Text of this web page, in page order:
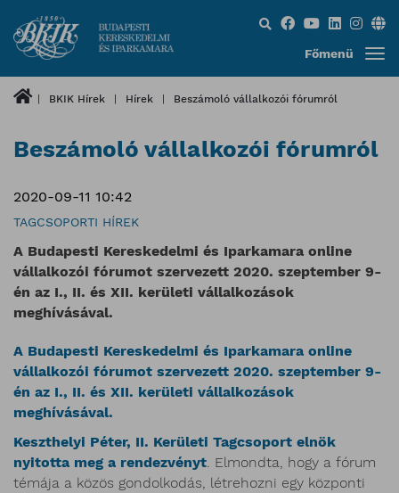
Keresés...
Főmenü
BKIK Hírek Hírek Beszámoló vállalkozói fórumról
Beszámoló vállalkozói fórumról
2020-09-11 10:42
TAGCSOPORTI HÍREK
A Budapesti Kereskedelmi és Iparkamara online
vállalkozói fórumot szervezett 2020. szeptember 9-
én az I., II. és XII. kerületi vállalkozások
meghívásával.
A Budapesti Kereskedelmi és Iparkamara online
vállalkozói fórumot szervezett 2020. szeptember 9-
én az I., II. és XII. kerületi vállalkozások
meghívásával.
Keszthelyi Péter, II. Kerületi Tagcsoport elnök
nyitotta meg a rendezvényt. Elmondta, hogy a fórum
témája a közös gondolkodás, létrehozni egy központi